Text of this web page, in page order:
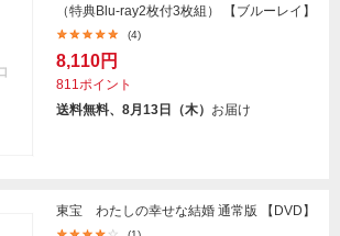
（特典Blu-ray2枚付3枚組） 【ブルーレイ】
(4)
8,110円
811ポイント
送料無料、8月13日（木） お届け
東宝 わたしの幸せな結婚 通常版 【DVD】